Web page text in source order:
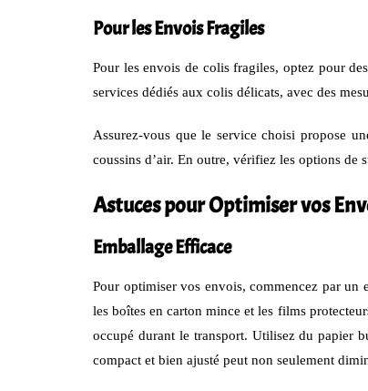
Pour les Envois Fragiles
Pour les envois de colis fragiles, optez pour
services dédiés aux colis délicats, avec des
Assurez-vous que le service choisi propose
coussins d’air. En outre, vérifiez les options de
Astuces pour Optimiser vos
Emballage Efficace
Pour optimiser vos envois, commencez par un
les boîtes en carton mince et les films
occupé durant le transport. Utilisez du papier
compact et bien ajusté peut non seulement